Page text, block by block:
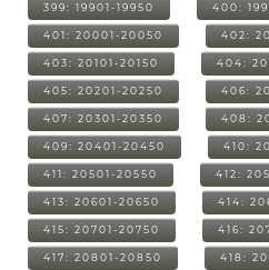
399: 19901-19950 400:
401: 20001-20050 402:
403: 20101-20150 404:
405: 20201-20250 406:
407: 20301-20350 408:
409: 20401-20450 410:
411: 20501-20550 412:
413: 20601-20650 414:
415: 20701-20750 416:
417: 20801-20850 418: